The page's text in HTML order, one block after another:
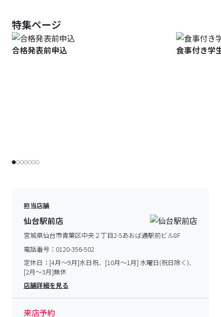
特集ページ
合格発表前申込 食事付き学
担当店舗
仙台駅前店
宮城県仙台市青葉区中央２丁目2-5あおば通駅前ビル8F
電話番号： 0120-356-502
定休日： [4月～9月]水日祝、[10月～1月] 水曜日(祝日除く)、
[2月～3月]無休
店舗詳細を見る
来店予約